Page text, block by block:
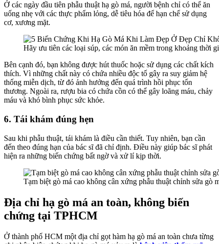
Ở các ngày đầu tiên phẫu thuật hạ gò má, người bệnh chỉ có thể ăn
uống nhẹ với các thực phẩm lỏng, dễ tiêu hóa để hạn chế sử dụng
cơ, xương mặt.
Hãy ưu tiên các loại súp, các món ăn mềm trong khoảng thời
Bên cạnh đó, bạn không được hút thuốc hoặc sử dụng các chất kích
thích. Vì những chất này có chứa nhiều độc tố gây ra suy giảm hệ
thống miễn dịch, từ đó ảnh hưởng đến quá trình hồi phục tổn
thương. Ngoài ra, rượu bia có chứa cồn có thể gây loãng máu, chảy
máu và khó bình phục sức khỏe.
6. Tái khám đúng hẹn
Sau khi phẫu thuật, tái khám là điều cần thiết. Tuy nhiên, bạn cần
đến theo đúng hạn của bác sĩ đã chỉ định. Điều này giúp bác sĩ phát
hiện ra những biến chứng bất ngờ và xử lí kịp thời.
Tạm biệt gò má cao không cân xứng phẫu thuật chỉnh sửa gò
Địa chỉ hạ gò má an toàn, không biến
chứng tại TPHCM
Ở thành phố HCM một địa chỉ gọt hàm hạ gò má an toàn chưa từng